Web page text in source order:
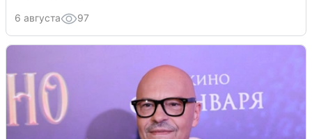
6 августа 97